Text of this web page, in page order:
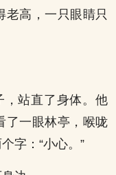
老高，一只眼睛只
，站直了身体。他
了一眼林亭，喉咙
字：“小心。”